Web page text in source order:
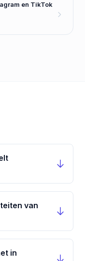
en TikTok
van
in